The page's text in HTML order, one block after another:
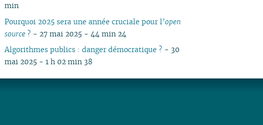
min
Pourquoi 2025 sera une année cruciale pour l’open
source ? - 27 mai 2025 - 44 min 24
Algorithmes publics : danger démocratique ? - 30
mai 2025 - 1 h 02 min 38